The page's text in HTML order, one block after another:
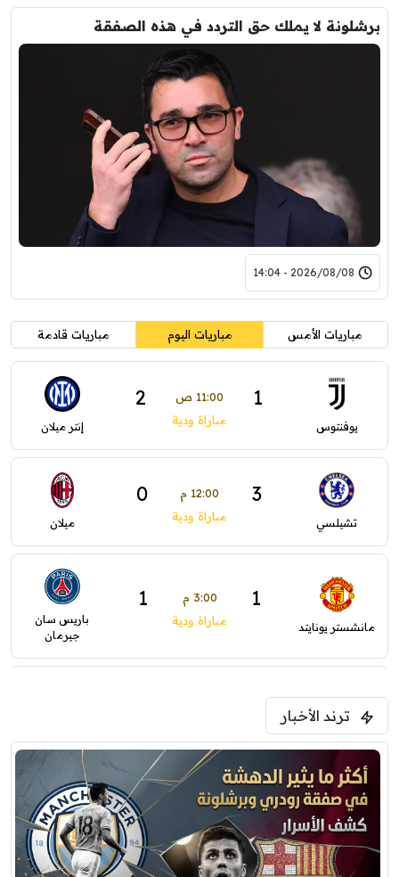
برشلونة لا يملك حق التردد في هذه الصفقة
2026/08/08 - 14:04
مباريات الأمس مباريات اليوم مباريات قادمة
يوفنتوس
1 11:00 ص 2
مباراة ودية إنتر ميلان
تشيلسي
3 12:00 م 0
مباراة ودية ميلان
مانشستر يونايتد
1 3:00 م 1
مباراة ودية
باريس سان
جيرمان
فرينتسفاروشي
برشلونة
7:00 م
مباراة ودية
نوتنغهام فورست
ترند الأخبار